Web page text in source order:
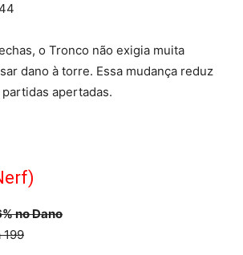
o Tronco não exigia muita
dano à torre. Essa mudança reduz
apertadas.
no Dano
199